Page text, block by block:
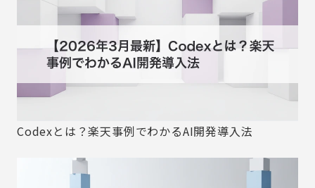
Codexとは？楽天事例でわかるAI開発導入法